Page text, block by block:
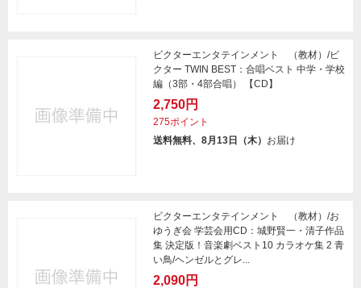
ビクターエンタテインメント （教材）/ビ
クター TWIN BEST：合唱ベスト 中学・学校
編（3部・4部合唱） 【CD】
2,750円
275ポイント
送料無料、8月13日（木） お届け
ビクターエンタテインメント （教材）/お
ゆうぎ会 学芸会用CD：城野賢一・清子作品
集 決定版！音楽劇ベスト10 カラオケ集 2 青
い鳥/ヘンゼルとグレ...
2,090円